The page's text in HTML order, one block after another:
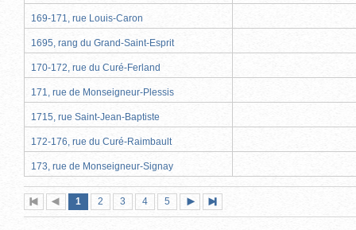
169-171, rue Louis-Caron
1695, rang du Grand-Saint-Esprit
170-172, rue du Curé-Ferland
171, rue de Monseigneur-Plessis
1715, rue Saint-Jean-Baptiste
172-176, rue du Curé-Raimbault
173, rue de Monseigneur-Signay
Première
page
Page
précédente
Page
1 (page
actuelle)
Page
2 Page
3 Page
4 Page
5
suivante
page